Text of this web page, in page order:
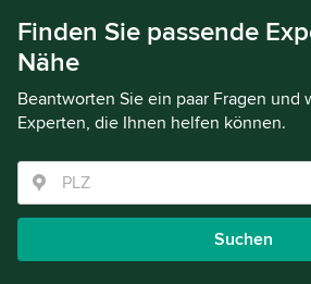
Finden Sie passende
Nähe
Beantworten Sie ein paar Fragen und
Experten, die Ihnen helfen können.
Suchen